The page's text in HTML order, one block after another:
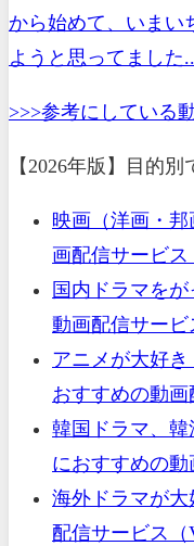
から始めて、いまい
ようと思ってました
>>>参考にしている
【2026年版】目的
映画（洋画・
画配信サービ
国内ドラマを
動画配信サー
アニメが大好
おすすめの動
韓国ドラマ、
におすすめの
海外ドラマが
配信サービス